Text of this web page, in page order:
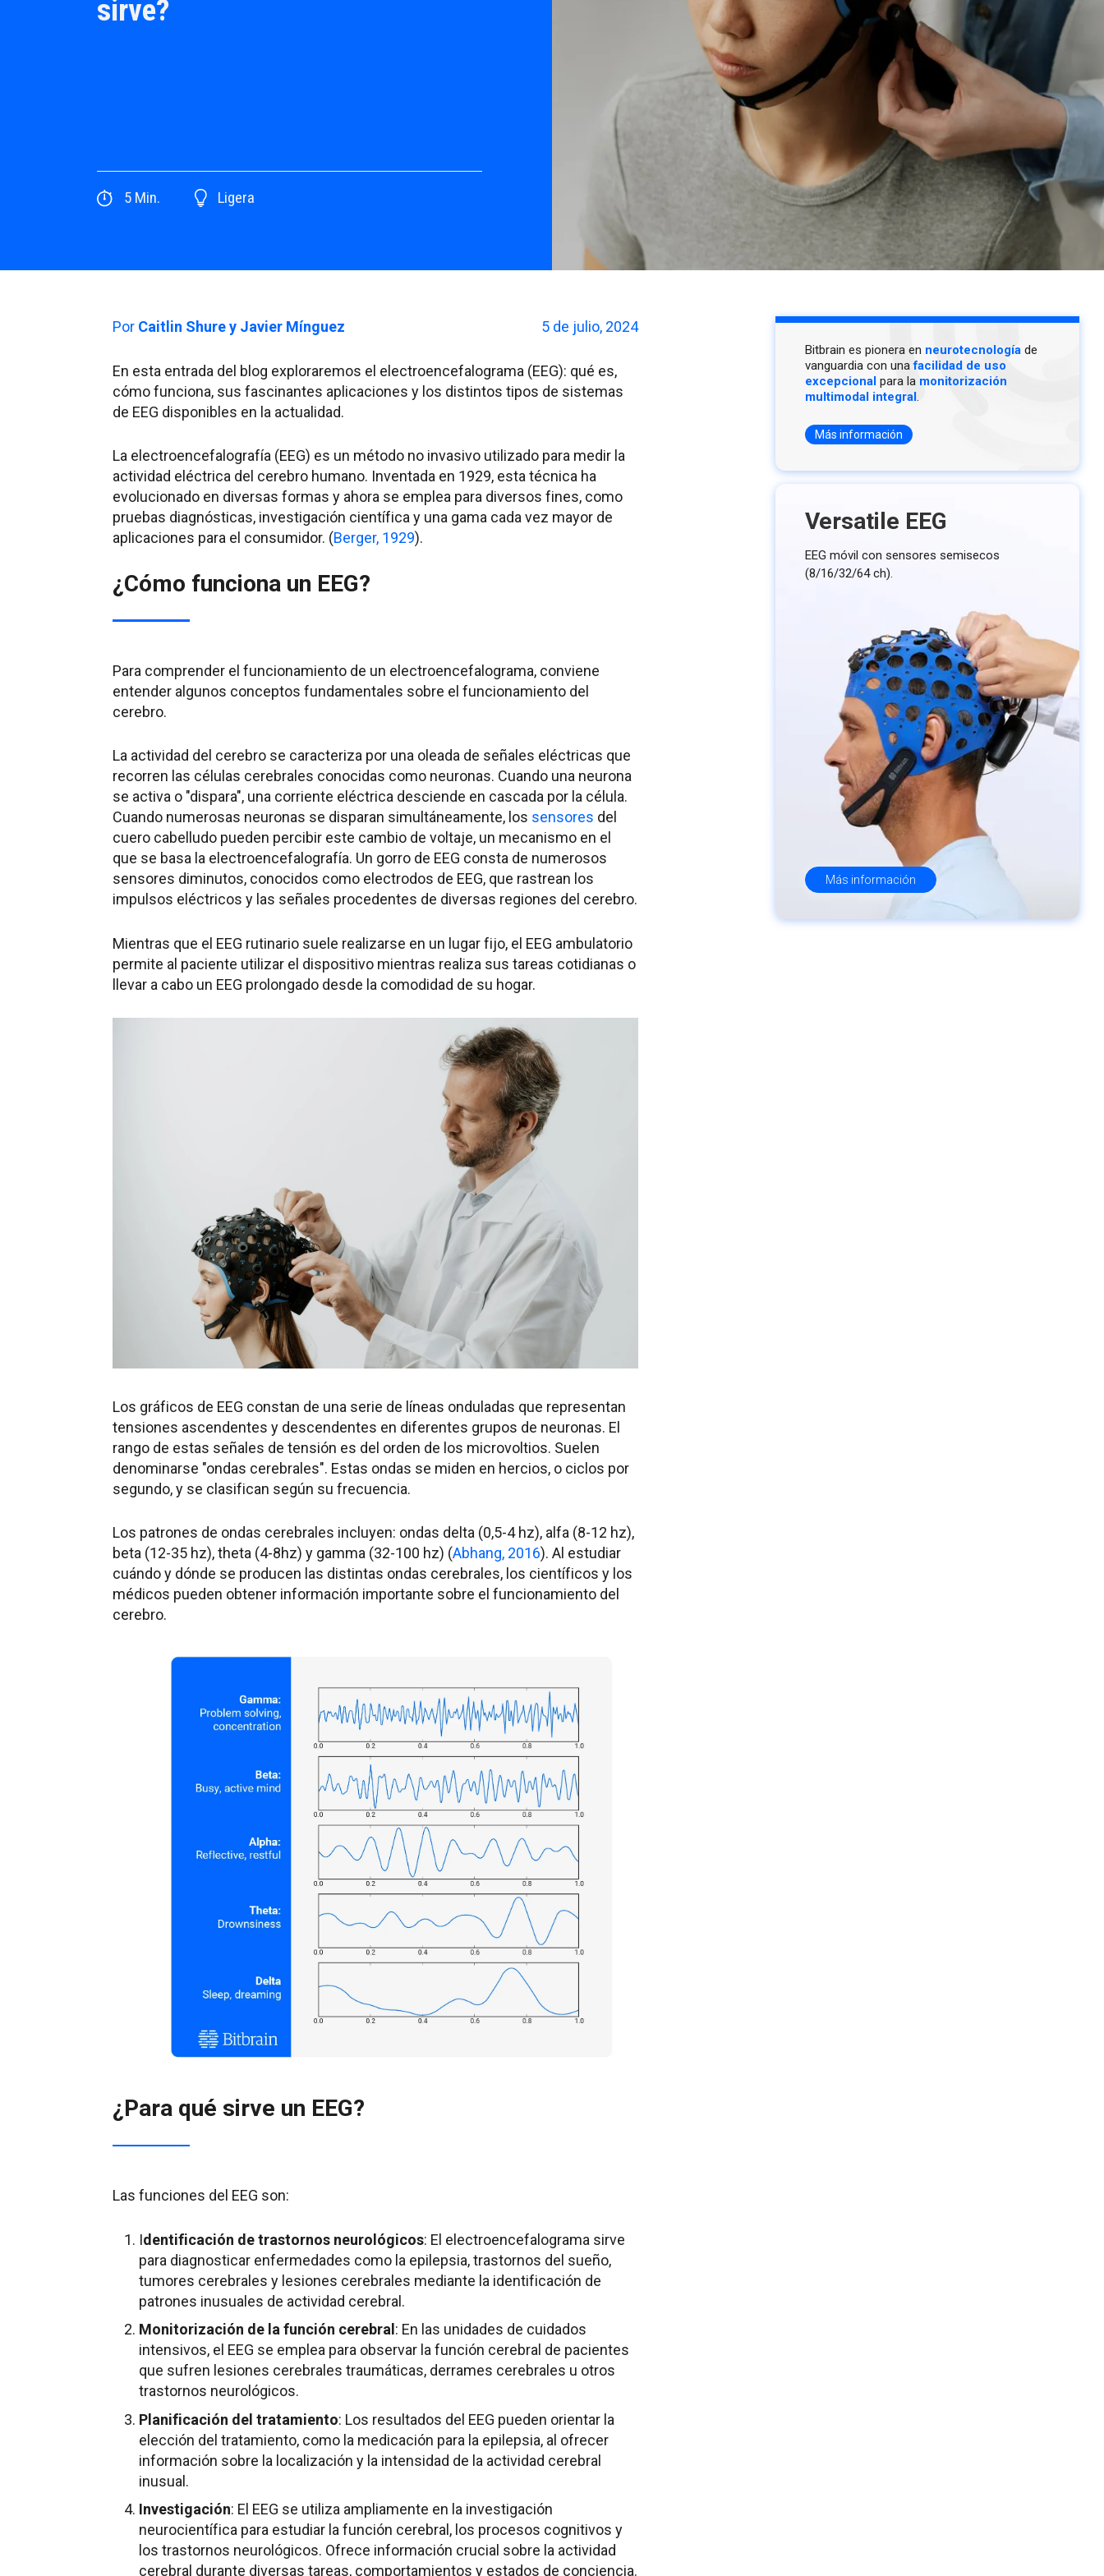
sirve?
5 Min. Ligera
Por Caitlin Shure y Javier Mínguez 5 de julio, 2024
En esta entrada del blog exploraremos el electroencefalograma (EEG): qué es,
cómo funciona, sus fascinantes aplicaciones y los distintos tipos de sistemas
de EEG disponibles en la actualidad.
La electroencefalografía (EEG) es un método no invasivo utilizado para medir la
actividad eléctrica del cerebro humano. Inventada en 1929, esta técnica ha
evolucionado en diversas formas y ahora se emplea para diversos fines, como
pruebas diagnósticas, investigación científica y una gama cada vez mayor de
aplicaciones para el consumidor. (Berger, 1929).
¿Cómo funciona un EEG?
Para comprender el funcionamiento de un electroencefalograma, conviene
entender algunos conceptos fundamentales sobre el funcionamiento del
cerebro.
La actividad del cerebro se caracteriza por una oleada de señales eléctricas que
recorren las células cerebrales conocidas como neuronas. Cuando una neurona
se activa o "dispara", una corriente eléctrica desciende en cascada por la célula.
Cuando numerosas neuronas se disparan simultáneamente, los sensores del
cuero cabelludo pueden percibir este cambio de voltaje, un mecanismo en el
que se basa la electroencefalografía. Un gorro de EEG consta de numerosos
sensores diminutos, conocidos como electrodos de EEG, que rastrean los
impulsos eléctricos y las señales procedentes de diversas regiones del cerebro.
Mientras que el EEG rutinario suele realizarse en un lugar fijo, el EEG ambulatorio
permite al paciente utilizar el dispositivo mientras realiza sus tareas cotidianas o
llevar a cabo un EEG prolongado desde la comodidad de su hogar.
Los gráficos de EEG constan de una serie de líneas onduladas que representan
tensiones ascendentes y descendentes en diferentes grupos de neuronas. El
rango de estas señales de tensión es del orden de los microvoltios. Suelen
denominarse "ondas cerebrales". Estas ondas se miden en hercios, o ciclos por
segundo, y se clasifican según su frecuencia.
Los patrones de ondas cerebrales incluyen: ondas delta (0,5-4 hz), alfa (8-12 hz),
beta (12-35 hz), theta (4-8hz) y gamma (32-100 hz) (Abhang, 2016). Al estudiar
cuándo y dónde se producen las distintas ondas cerebrales, los científicos y los
médicos pueden obtener información importante sobre el funcionamiento del
cerebro.
¿Para qué sirve un EEG?
Las funciones del EEG son:
Identificación de trastornos neurológicos: El electroencefalograma sirve
para diagnosticar enfermedades como la epilepsia, trastornos del sueño,
tumores cerebrales y lesiones cerebrales mediante la identificación de
patrones inusuales de actividad cerebral.
Monitorización de la función cerebral : En las unidades de cuidados
intensivos, el EEG se emplea para observar la función cerebral de pacientes
que sufren lesiones cerebrales traumáticas, derrames cerebrales u otros
trastornos neurológicos.
Planificación del tratamiento: Los resultados del EEG pueden orientar la
elección del tratamiento, como la medicación para la epilepsia, al ofrecer
información sobre la localización y la intensidad de la actividad cerebral
inusual.
Investigación: El EEG se utiliza ampliamente en la investigación
neurocientífica para estudiar la función cerebral, los procesos cognitivos y
los trastornos neurológicos. Ofrece información crucial sobre la actividad
cerebral durante diversas tareas, comportamientos y estados de conciencia.
Bitbrain es pionera en neurotecnología de
vanguardia con unafacilidad de uso
excepcional para la monitorización
multimodal integral .
Más información
Versatile EEG
EEG móvil con sensores semisecos
(8/16/32/64 ch).
Más información